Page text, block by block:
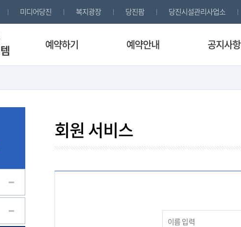
미디어당진 복지광장 당진팜 당진시설관리사업소
예약하기 예약안내 공지사항
회원 서비스